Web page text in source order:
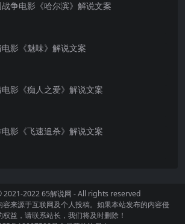
争电影《哈尔滨》解说文案
电影《魅味》解说文案
电影《痴人之爱》解说文案
影《飞速追杀》解说文案
202265解说网 - All rights reserved
来源于互联网及个人投稿。如果本站发布的内容侵
权益，请联系站长，我们将及时删除！